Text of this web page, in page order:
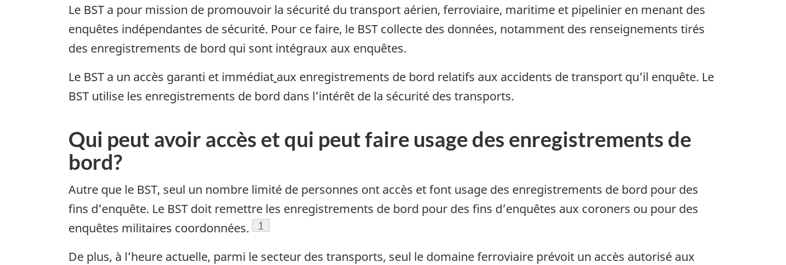
Le BST a pour mission de promouvoir la sécurité du transport aérien, ferroviaire, maritime et pipelinier en menant des
enquêtes indépendantes de sécurité. Pour ce faire, le BST collecte des données, notamment des renseignements tirés
des enregistrements de bord qui sont intégraux aux enquêtes.
Le BST a un accès garanti et immédiat aux enregistrements de bord relatifs aux accidents de transport qu’il enquête. Le
BST utilise les enregistrements de bord dans l’intérêt de la sécurité des transports.
Qui peut avoir accès et qui peut faire usage des enregistrements de
bord?
Autre que le BST, seul un nombre limité de personnes ont accès et font usage des enregistrements de bord pour des
fins d’enquête. Le BST doit remettre les enregistrements de bord pour des fins d’enquêtes aux coroners ou pour des
enquêtes militaires coordonnées.
1
De plus, à l’heure actuelle, parmi le secteur des transports, seul le domaine ferroviaire prévoit un accès autorisé aux